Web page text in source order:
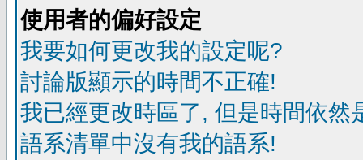
使用者的偏好設定
我要如何更改我的設定呢?
討論版顯示的時間不正確!
我已經更改時區了, 但是時間依然
語系清單中沒有我的語系!